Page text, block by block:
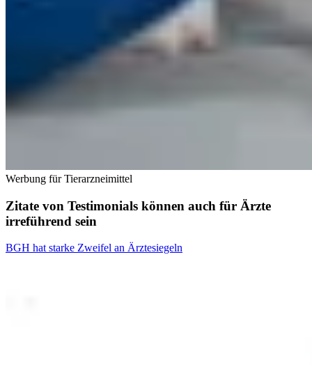
Werbung für Tierarzneimittel
Zitate von Testimonials können auch für Ärzte
irreführend sein
BGH hat starke Zweifel an Ärztesiegeln